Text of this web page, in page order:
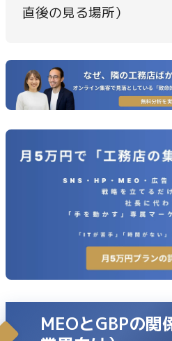
直後の見る場所）
MEOとGBPの関